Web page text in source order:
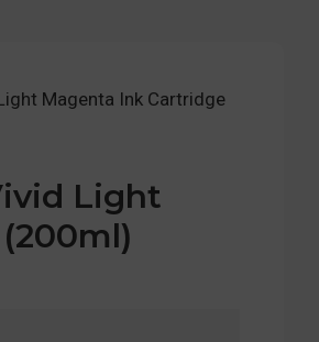
Magenta Ink Cartridge
Light